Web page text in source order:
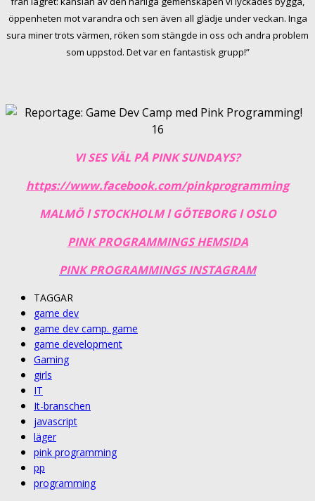
öppenheten mot varandra och sen även all glädje under veckan. Inga
sura miner trots värmen, röken som stängde in oss och andra problem
som uppstod. Det var en fantastisk grupp!”
VI SES VÄL PÅ PINK SUNDAYS?
https://www.facebook.com/pinkprogramming
MALMÖ l STOCKHOLM l GÖTEBORG l OSLO
PINK PROGRAMMINGS HEMSIDA
PINK PROGRAMMINGS INSTAGRAM
TAGGAR
game dev
game dev camp. game
game development
Gaming
girls
IT
It-branschen
javascript
läger
pink programming
pp
programming